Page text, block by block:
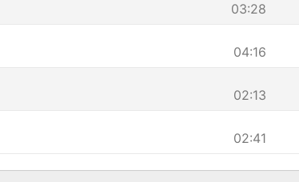
03:28
04:16
02:13
02:41